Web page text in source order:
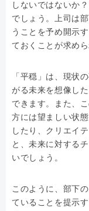
しないではないか
でしょう。上司は
うことを予め開示
ておくことが求めら
「平穏」は、現状
がる未来を想像し
できます。また、
方には望ましい状
したり、クリエイ
と、未来に対する
いでしょう。
このように、部下
ていることを提示